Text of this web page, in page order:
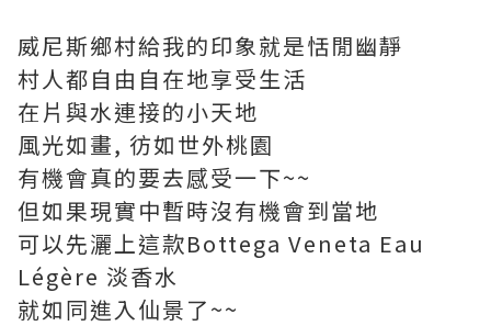
威尼斯鄉村給我的印象就是恬閒幽靜
村人都自由自在地享受生活
在片與水連接的小天地
風光如畫, 彷如世外桃園
有機會真的要去感受一下~~
但如果現實中暫時沒有機會到當地
可以先灑上這款Bottega Veneta Eau
Légère 淡香水
就如同進入仙景了~~